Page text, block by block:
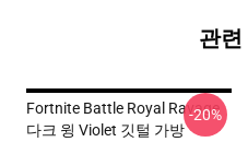
관련
Fortnite Battle Royal Ravage
다크 윙 Violet 깃털 가방
-20%